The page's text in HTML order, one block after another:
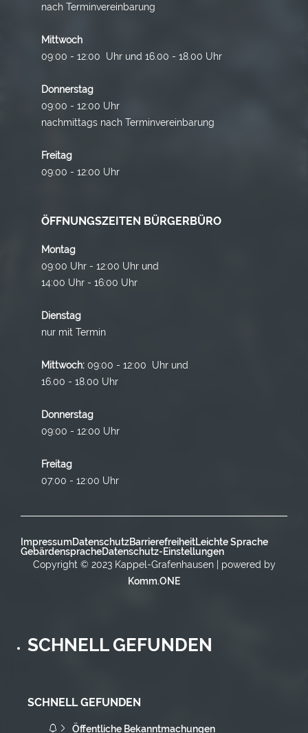
nach Terminvereinbarung
Mittwoch
09:00 - 12:00 Uhr und 16.00 - 18.00 Uhr
Donnerstag
09:00 - 12:00 Uhr
nachmittags nach Terminvereinbarung
Freitag
09:00 - 12:00 Uhr
ÖFFNUNGSZEITEN BÜRGERBÜRO
Montag
09:00 Uhr - 12:00 Uhr und
14:00 Uhr - 16:00 Uhr
Dienstag
nur mit Termin
Mittwoch: 09:00 - 12:00 Uhr und
16.00 - 18.00 Uhr
Donnerstag
09:00 - 12:00 Uhr
Freitag
07:00 - 12:00 Uhr
ImpressumDatenschutzBarrierefreiheitLeichte Sprache
GebärdenspracheDatenschutz-Einstellungen
Copyright © 2023 Kappel-Grafenhausen | powered by
Komm.ONE
SCHNELL GEFUNDEN
SCHNELL GEFUNDEN
Öffentliche Bekanntmachungen